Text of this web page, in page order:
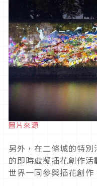
圖片來源
另外，在二條城的特
的即時虛擬插花創作
世界一同參與插花創作